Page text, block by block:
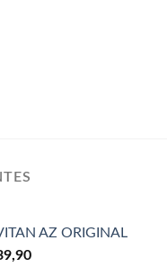
AZ ORIGINAL